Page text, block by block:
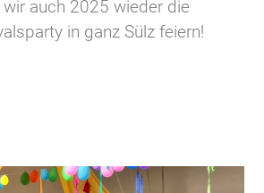
auch 2025 wieder die
in ganz Sülz feiern!